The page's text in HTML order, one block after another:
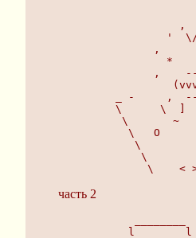
,
'
,
,
_ -     ,
\      \  ]
\       ~
\   O
\
\
\    <
часть 2